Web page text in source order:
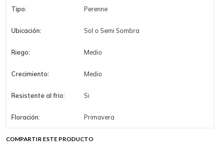
Tipo: Perenne
Ubicación: Sol o Semi Sombra
Riego: Medio
Crecimiento: Medio
Resistente al frio: Si
Floración: Primavera
COMPARTIR ESTE PRODUCTO